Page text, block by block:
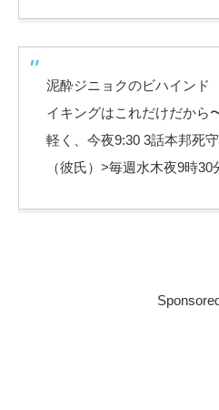
泥酔ジニョクのビハインド
イキングはこれだけだから
軽く、今夜9:30 3話本邦死
（彼氏）>毎週水木夜9時30